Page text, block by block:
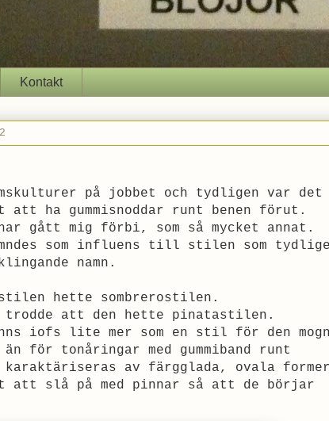
Kontakt
på jobbet och tydligen var det
ha gummisnoddar runt benen förut.
gått mig förbi, som så mycket annat.
som influens till stilen som
namn.
hette sombrerostilen.
trodde att den hette pinatastilen.
iofs lite mer som en stil för den
för tonåringar med gummiband runt
av färgglada, ovala former
att slå på med pinnar så att de börjar